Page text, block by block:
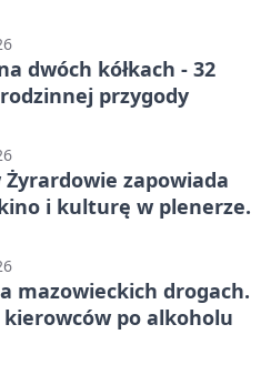
dwóch kółkach - 32
przygody
Żyrardowie zapowiada
i kulturę w plenerze.
mazowieckich drogach.
kierowców po alkoholu